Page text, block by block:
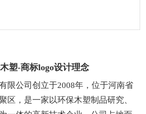
塑-商标logo设计理念
限公司创立于2008年，位于河南省
区，是一家以环保木塑制品研究、